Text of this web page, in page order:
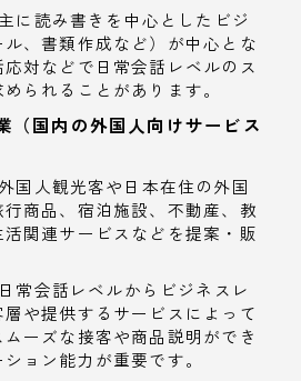
主に読み書きを中心としたビジ
、書類作成など）が中心とな
応対などで日常会話レベルのス
られることがあります。
（国内の外国人向けサービス
国人観光客や日本在住の外国
行商品、宿泊施設、不動産、教
関連サービスなどを提案・販
日常会話レベルからビジネスレ
や提供するサービスによって
ーズな接客や商品説明ができ
ョン能力が重要です。